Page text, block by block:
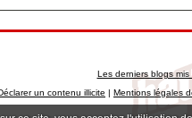
Les derniers blogs mis
un contenu illicite | Mentions légales